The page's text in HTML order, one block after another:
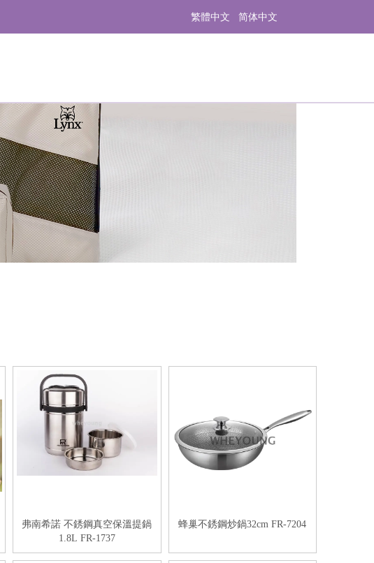
繁體中文 简体中文
弗南希諾 不銹鋼真空保溫提鍋
1.8L FR-1737
蜂巢不銹鋼炒鍋32cm FR-7204